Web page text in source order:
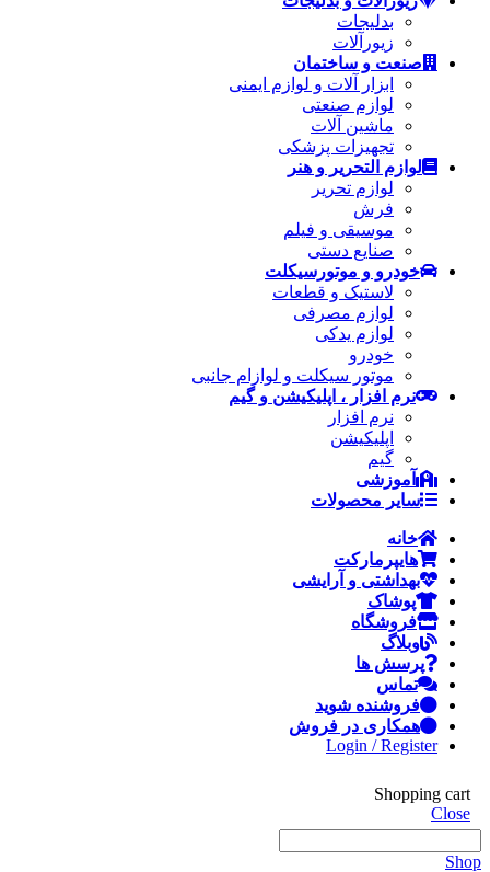
بدلیجات
زیورآلات
صنعت و ساختمان
ابزار آلات و لوازم ایمنی
لوازم صنعتی
ماشین آلات
تجهیزات پزشکی
لوازم التحریر و هنر
لوازم تحریر
فرش
موسیقی و فیلم
صنایع دستی
خودرو و موتورسیکلت
لاستیک و قطعات
لوازم مصرفی
لوازم یدکی
خودرو
موتور سیکلت و لوازام جانبی
نرم افزار ، اپلیکیشن و گیم
نرم افزار
اپلیکیشن
گیم
آموزشی
سایر محصولات
خانه
هایپرمارکت
بهداشتی و آرایشی
پوشاک
فروشگاه
وبلاگ
پرسش ها
تماس
فروشنده شوید
همکاری در فروش
Login / Register
Shopping cart
Close
Shop